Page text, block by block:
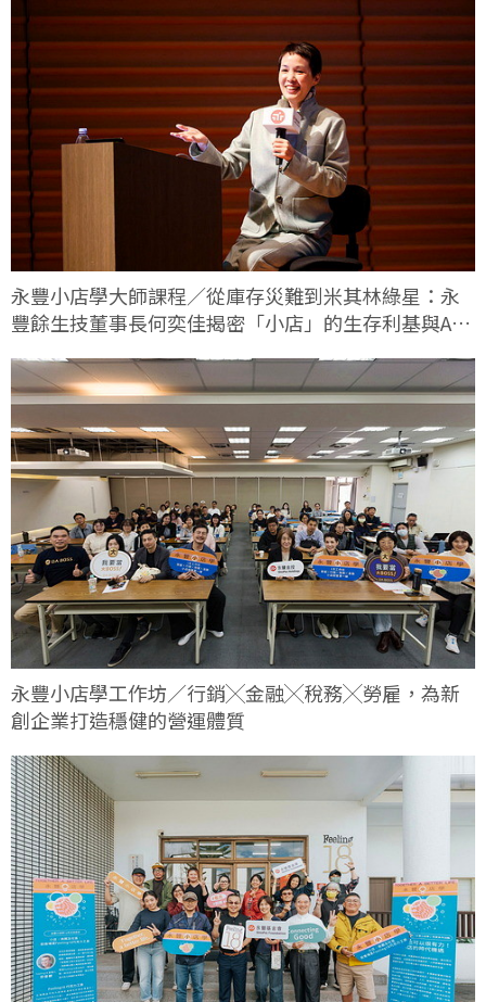
永豐小店學大師課程／從庫存災難到米其林綠星：永
豐餘生技董事長何奕佳揭密「小店」的生存利基與AI
永豐小店學工作坊／行銷╳金融╳稅務╳勞雇，為新
創企業打造穩健的營運體質